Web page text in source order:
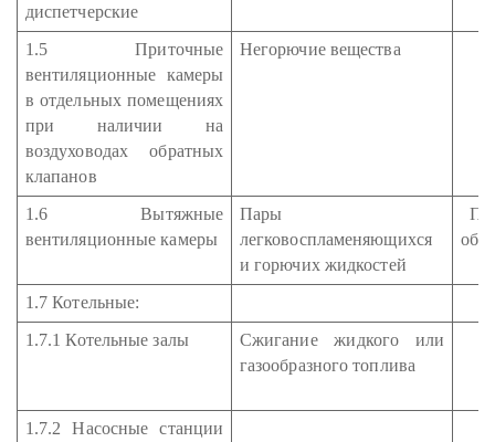
диспетчерские
1.5 Приточные
вентиляционные камеры
в отдельных помещениях
при наличии на
воздуховодах обратных
клапанов
Негорючие вещества
1.6 Вытяжные
вентиляционные камеры
Пары
легковоспламеняющихся
и горючих жидкостей
По
1.7 Котельные:
1.7.1 Котельные залы
Сжигание жидкого или
газообразного топлива
1.7.2 Насосные станции